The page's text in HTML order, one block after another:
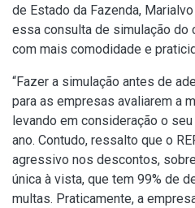
de Estado da Fazenda,
essa consulta de simulação
com mais comodidade e
“Fazer a simulação antes de
para as empresas avaliarem a
levando em consideração o
ano. Contudo, ressalto que o
agressivo nos descontos,
única à vista, que tem 99% de
multas. Praticamente, a